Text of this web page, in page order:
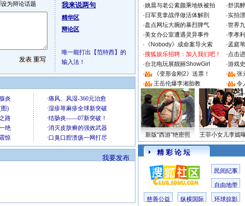
设为辩论话题 我来说两句
精华区
辩论区
唯一能打出【范特西】的
输入法！
我要发布
·姚晨与老公素颜乘地铁被拍 ·舒淇
· 日军竟拿战俘做活体解剖 ·实拍
·盘点网坛大腕的暴烈脾气 ·世界
·美女办公室遭遇灵异事件 ·李孝
· 《Nobody》成命案导火索 ·孟庭
·搜狐娱乐招聘：加入我们吧！ ·点击
·台北电玩展靓丽ShowGirl ·游戏
·
《变形金刚2》送票！ ·
张
·
王岳伦爆李湘胎教 · 令
新版“西游”绝密照 王菲小女儿李嫣
精 彩 论 坛
民间纪事
自由地带
慈善公益 纵横国际 环球掠影